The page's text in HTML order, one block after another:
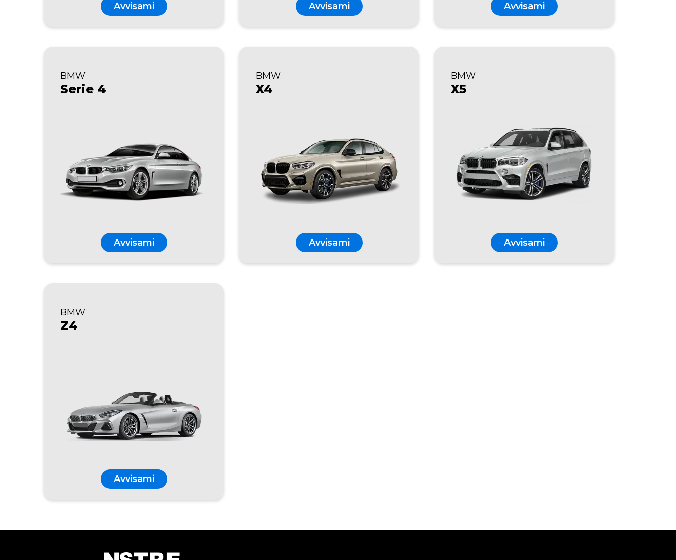
Avvisami Avvisami Avvisami
BMW
Serie 4
Avvisami
BMW
X4
Avvisami
BMW
X5
Avvisami
BMW
Z4
Avvisami